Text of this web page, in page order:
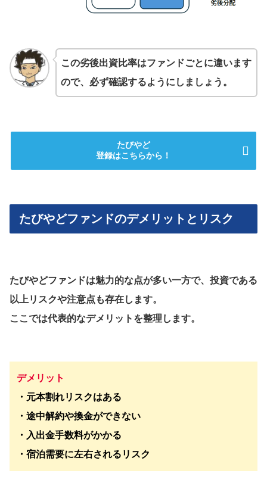
この劣後出資比率はファンドごとに違います
ので、必ず確認するようにしましょう。
たびやど
登録はこちらから！
たびやどファンドのデメリットとリスク
たびやどファンドは魅力的な点が多い一方で、投資である
以上リスクや注意点も存在します。
ここでは代表的なデメリットを整理します。
デメリット
・元本割れリスクはある
・途中解約や換金ができない
・入出金手数料がかかる
・宿泊需要に左右されるリスク